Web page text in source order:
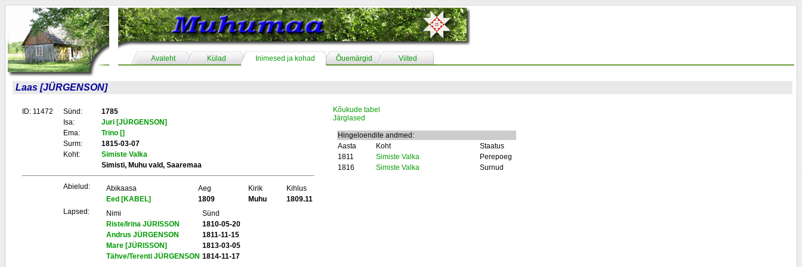
Avaleht Külad Inimesed ja kohad Õuemärgid Viited
Laas [JÜRGENSON]
ID: 11472 Sünd:
1785
Isa:
Juri [JÜRGENSON]
Ema:
Trino []
Surm:
1815-03-07
Koht:
Simiste Valka
Simisti, Muhu vald, Saaremaa
Abielud: Abikaasa Aeg Kirik
Kihlus
Eed [KABEL]
1809 Muhu
1809.11
Lapsed:
Nimi
Sünd
Riste/Irina JÜRISSON
1810-05-20
Andrus JÜRGENSON
1811-11-15
Mare [JÜRISSON]
1813-03-05
Tähve/Terenti JÜRGENSON 1814-11-17
Kõukude tabel
Järglased
Hingeloendite andmed:
Aasta
Koht
Staatus
1811
Simiste Valka
Perepoeg
1816
Simiste Valka Surnud